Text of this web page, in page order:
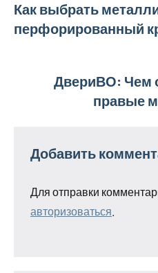
Навигация
по
Как выбрать
перфорированный
ДвериВО: Чем
правые
Добавить
Для отправки
авторизоваться